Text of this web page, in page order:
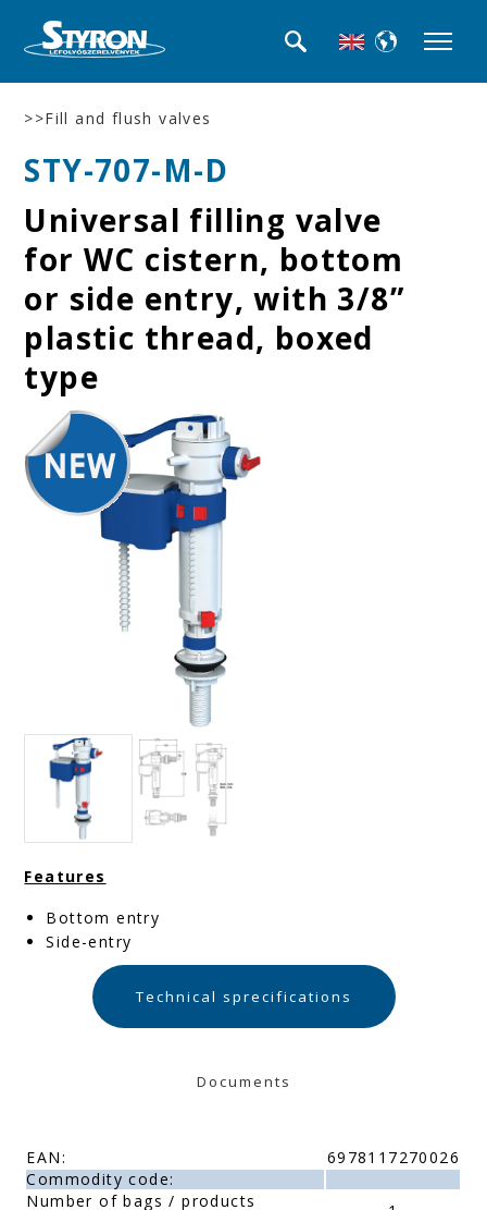
>>Fill and flush valves
STY-707-M-D
Universal filling valve
for WC cistern, bottom
or side entry, with 3/8”
plastic thread, boxed
type
Features
Bottom entry
Side-entry
Technical sprecifications
Documents
EAN:
6978117270026
Commodity code:
Number of bags / products